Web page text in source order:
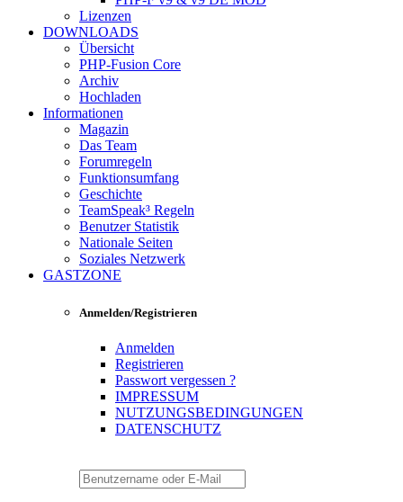
Lizenzen
DOWNLOADS
Übersicht
PHP-Fusion Core
Archiv
Hochladen
Informationen
Magazin
Das Team
Forumregeln
Funktionsumfang
Geschichte
TeamSpeak³ Regeln
Benutzer Statistik
Nationale Seiten
Soziales Netzwerk
GASTZONE
Anmelden/Registrieren
Anmelden
Registrieren
Passwort vergessen ?
IMPRESSUM
NUTZUNGSBEDINGUNGEN
DATENSCHUTZ